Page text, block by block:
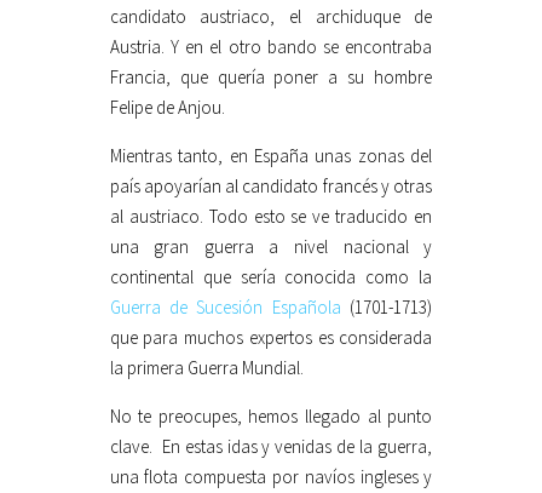
candidato austriaco, el archiduque de
Austria. Y en el otro bando se encontraba
Francia, que quería poner a su hombre
Felipe de Anjou.
Mientras tanto, en España unas zonas del
país apoyarían al candidato francés y otras
al austriaco. Todo esto se ve traducido en
una gran guerra a nivel nacional y
continental que sería conocida como la
Guerra de Sucesión Española (1701-1713)
que para muchos expertos es considerada
la primera Guerra Mundial.
No te preocupes, hemos llegado al punto
clave. En estas idas y venidas de la guerra,
una flota compuesta por navíos ingleses y